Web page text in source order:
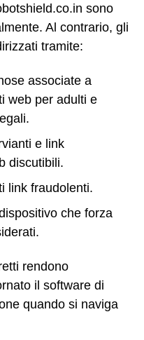
sono
Al contrario, gli
tramite:
associate a
web per adulti e
e link
discutibili.
link fraudolenti.
che forza
rendono
il software di
quando si naviga